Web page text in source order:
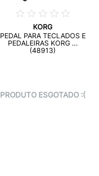
KORG
PEDAL PARA TECLADOS E
PEDALEIRAS KORG ...
(48913)
PRODUTO ESGOTADO :(